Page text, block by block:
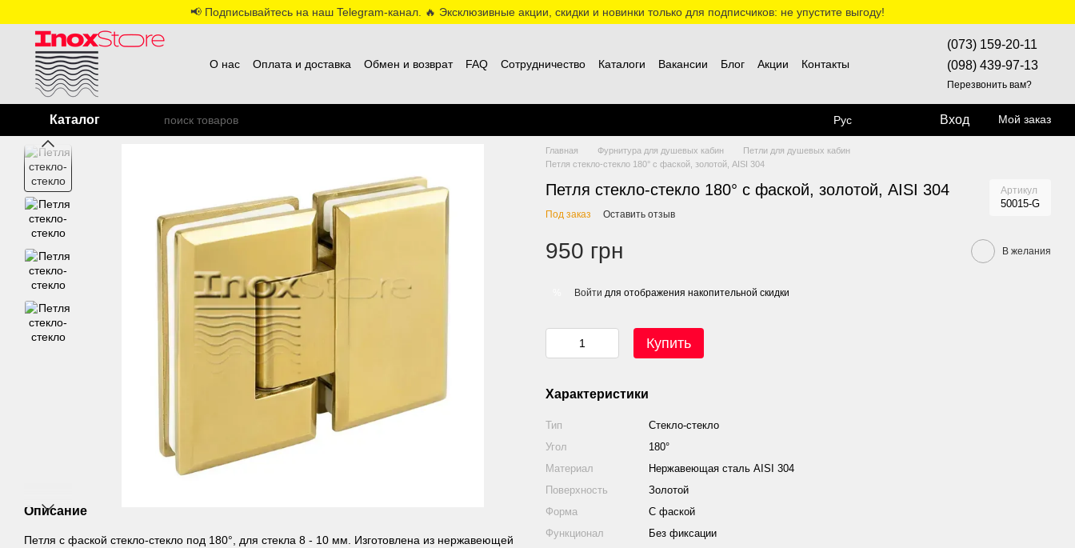
📢 Подписывайтесь на наш Telegram-канал. 🔥 Эксклюзивные акции, скидки и новинки только для подписчиков: не упустите выгоду!
О нас Оплата и доставка Обмен и возврат FAQ Сотрудничество Каталоги Вакансии Блог Акции Контакты
(073) 159-20-11
(098) 439-97-13
Перезвонить вам?
Каталог Рус Вход Мой заказ
Описание
Петля с фаской стекло-стекло под 180°, для стекла 8 - 10 мм. Изготовлена из нержавеющей
Главная Фурнитура для душевых кабин
Петли для душевых кабин
Петля стекло-стекло 180° с фаской, золотой, AISI 304
Петля стекло-стекло 180° с фаской, золотой, AISI 304 Артикул
50015-G
Под заказ Оставить отзыв
950 грн В желания
Войти для отображения накопительной скидки
Купить
Характеристики
Тип
Стекло-стекло
Угол
180°
Материал
Нержавеющая сталь AISI 304
Поверхность
Золотой
Форма
С фаской
Функционал
Без фиксации